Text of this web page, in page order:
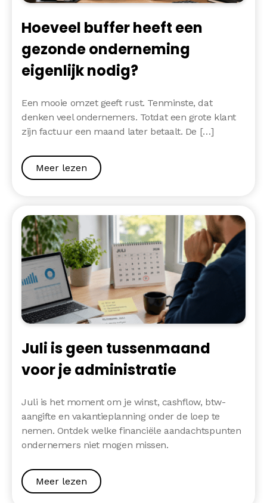
Hoeveel buffer heeft een
gezonde onderneming
eigenlijk nodig?
Een mooie omzet geeft rust. Tenminste, dat
denken veel ondernemers. Totdat een grote klant
zijn factuur een maand later betaalt. De […]
Meer lezen
Juli is geen tussenmaand
voor je administratie
Juli is het moment om je winst, cashflow, btw-
aangifte en vakantieplanning onder de loep te
nemen. Ontdek welke financiële aandachtspunten
ondernemers niet mogen missen.
Meer lezen